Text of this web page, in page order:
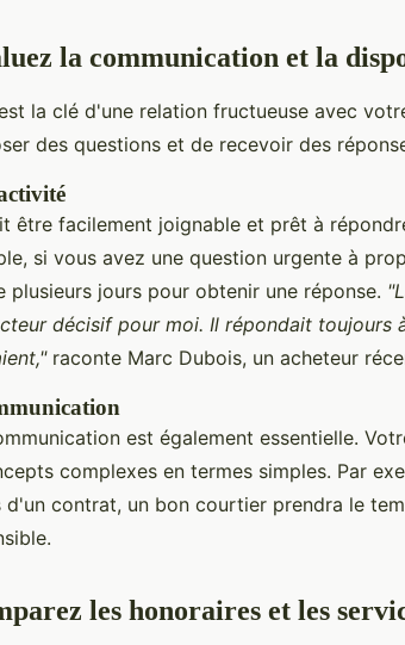
la communication et la
la clé d'une relation fructueuse avec
des questions et de recevoir des
être facilement joignable et prêt à
si vous avez une question urgente à
plusieurs jours pour obtenir une réponse.
décisif pour moi. Il répondait toujours
raconte Marc Dubois, un acheteur
est également essentielle.
complexes en termes simples. Par
d'un contrat, un bon courtier prendra le
les honoraires et les